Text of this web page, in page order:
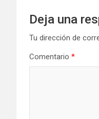
Deja una
Tu dirección de
Comentario *